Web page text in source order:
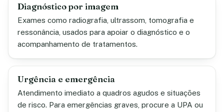
Diagnóstico por imagem
Exames como radiografia, ultrassom, tomografia e
ressonância, usados para apoiar o diagnóstico e o
acompanhamento de tratamentos.
Urgência e emergência
Atendimento imediato a quadros agudos e situações
de risco. Para emergências graves, procure a UPA ou